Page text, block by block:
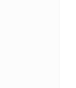
i Zverev i
preti najslabiji